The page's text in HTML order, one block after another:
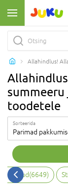
Allahindlus!
toodetele
Sorteerida
Parimad
jalanõud(6649)